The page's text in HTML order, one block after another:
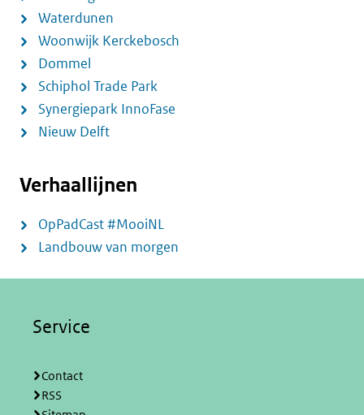
Waterdunen
Woonwijk Kerckebosch
Dommel
Schiphol Trade Park
Synergiepark InnoFase
Nieuw Delft
Verhaallijnen
OpPadCast #MooiNL
Landbouw van morgen
Service
Contact
RSS